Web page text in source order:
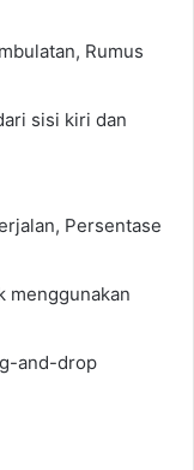
Rumus
sisi kiri dan
Persentase
menggunakan
and-drop